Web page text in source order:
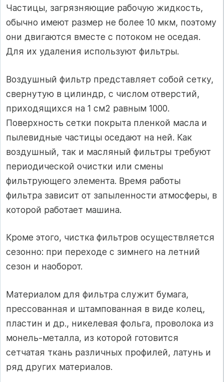
Частицы, загрязняющие рабочую жидкость,
обычно имеют размер не более 10 мкм, поэтому
они двигаются вместе с потоком не оседая.
Для их удаления используют фильтры.
Воздушный фильтр представляет собой сетку,
свернутую в цилиндр, с числом отверстий,
приходящихся на 1 см2 равным 1000.
Поверхность сетки покрыта пленкой масла и
пылевидные частицы оседают на ней. Как
воздушный, так и масляный фильтры требуют
периодической очистки или смены
фильтрующего элемента. Время работы
фильтра зависит от запыленности атмосферы, в
которой работает машина.
Кроме этого, чистка фильтров осуществляется
сезонно: при переходе с зимнего на летний
сезон и наоборот.
Материалом для фильтра служит бумага,
прессованная и штампованная в виде колец,
пластин и др., никелевая фольга, проволока из
монель-металла, из которой готовится
сетчатая ткань различных профилей, латунь и
ряд других материалов.